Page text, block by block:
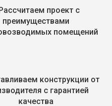
проект с
преимуществами
помещений
конструкции от
с гарантией
качества